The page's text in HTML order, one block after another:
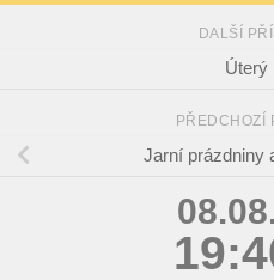
DALŠÍ
Úterý
PŘEDCHOZÍ
Jarní prázdniny